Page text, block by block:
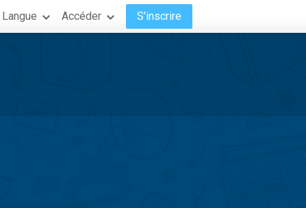
Langue Accéder S'inscrire